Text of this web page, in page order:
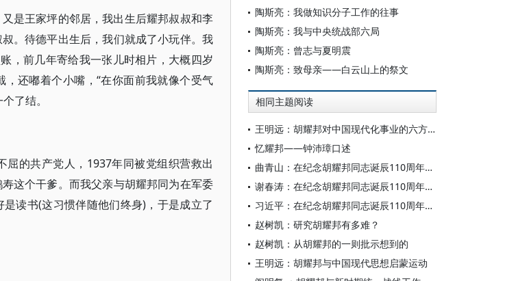
是王家坪的邻居，我出生后耀邦叔叔和李
。待德平出生后，我们就成了小玩伴。我
，前几年寄给我一张儿时相片，大概四岁
还嘟着个小嘴，“在你面前我就像个受气
了结。
的共产党人，1937年同被党组织营救出
这个干爹。而我父亲与胡耀邦同为在军委
读书(这习惯伴随他们终身)，于是成立了
陶斯亮：我做知识分子工作的往事
陶斯亮：我与中央统战部六局
陶斯亮：曾志与夏明震
陶斯亮：致母亲——白云山上的祭文
相同主题阅读
王明远：胡耀邦对中国现代化事业的六方面贡献
忆耀邦——钟沛璋口述
曲青山：在纪念胡耀邦同志诞辰110周年座谈会上的发言
谢春涛：在纪念胡耀邦同志诞辰110周年座谈会上的发言
习近平：在纪念胡耀邦同志诞辰110周年座谈会上的讲话
赵树凯：研究胡耀邦有多难？
赵树凯：从胡耀邦的一则批示想到的
王明远：胡耀邦与中国现代思想启蒙运动